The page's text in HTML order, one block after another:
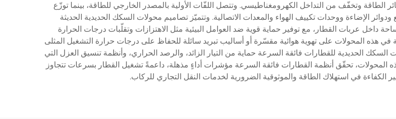
الطاقة وتخفّف من التداخل الكهرومغناطيسي. وتتصل اللفّات الأولية بالمصدر الخارجي للطاقة، بينما توزّع
الإضاءة ووحدات تكييف الهواء والمعدات الاتصالية. وتتميّز تصاميم محولات السكك الحديدية الحديثة
داخل عربات القطار، مع توفير حماية قوية ضد العوامل البيئية مثل الاهتزازات وتقلّبات درجات الحرارة
في هذه المحولات على تهوية هوائية مقسّرة أو أساليب تبريد سائلة للحفاظ على درجات حرارة التشغيل المثلى
الحديدية للقطارات فائقة السرعة حماية من التيار الزائد، والرصد الحراري، وأنظمة تنسيق العزل التي
المحولات، تحقّق أنظمة القطارات فائقة السرعة مؤشرات أداءٍ مذهلة، داعمةً تشغيل القطار بسرعات تتجاوز